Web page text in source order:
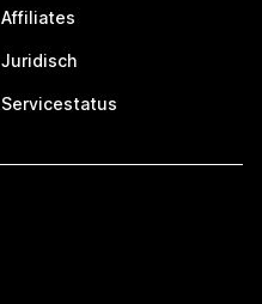
Affiliates
Juridisch
Servicestatus